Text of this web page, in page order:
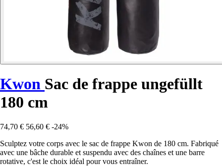
Kwon Sac de frappe ungefüllt
180 cm
74,70 € 56,60 € -24%
Sculptez votre corps avec le sac de frappe Kwon de 180 cm. Fabriqué
avec une bâche durable et suspendu avec des chaînes et une barre
rotative, c'est le choix idéal pour vous entraîner.